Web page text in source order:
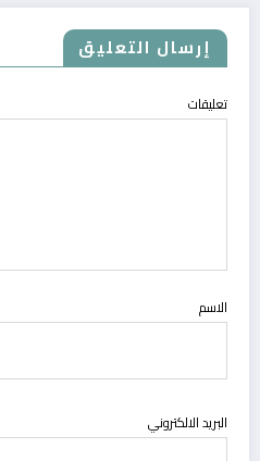
إرسال التعليق
تعليقات
الاسم
البريد الالكتروني